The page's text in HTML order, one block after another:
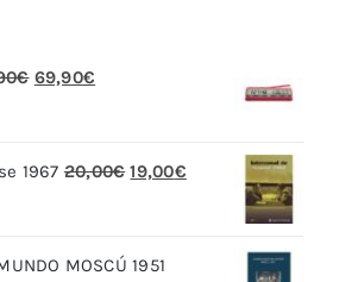
€ El
era:
69,90€
es:
1967 20,00€ El
era:
19,00€El
MOSCÚ 1951